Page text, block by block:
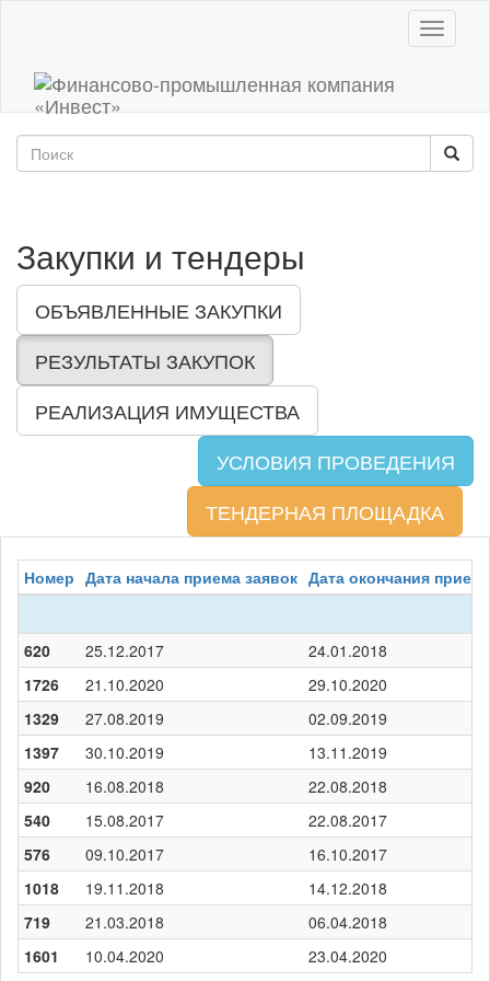
Toggle
Закупки и тендеры
ОБЪЯВЛЕННЫЕ ЗАКУПКИ
РЕЗУЛЬТАТЫ ЗАКУПОК
РЕАЛИЗАЦИЯ ИМУЩЕСТВА
УСЛОВИЯ ПРОВЕДЕНИЯ
ТЕНДЕРНАЯ ПЛОЩАДКА
Номер Дата начала приема заявок Дата окончания
620 25.12.2017
24.01.2018
1726
21.10.2020
29.10.2020
1329
27.08.2019
02.09.2019
1397
30.10.2019
13.11.2019
920
16.08.2018
22.08.2018
540
15.08.2017
22.08.2017
576
09.10.2017
16.10.2017
1018
19.11.2018
14.12.2018
719
21.03.2018
06.04.2018
1601
10.04.2020 23.04.2020